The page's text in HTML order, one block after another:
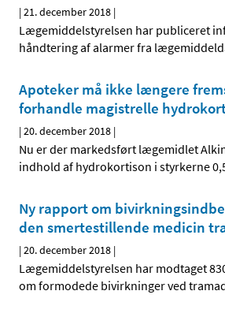
|21. december 2018 |
Lægemiddelstyrelsen har publiceret
håndtering af alarmer fra
Apoteker må ikke længere
forhandle magistrelle
|20. december 2018 |
Nu er der markedsført lægemidlet
indhold af hydrokortison i styrkerne
Ny rapport om
den smertestillende medicin
|20. december 2018 |
Lægemiddelstyrelsen har modtaget
om formodede bivirkninger ved